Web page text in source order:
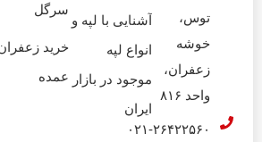
توس،
خوشه
زعفران،
واحد ۸۱۶
۰۲۱-۲۶۴۲۲۵۶۰
آشنایی با لپه و
انواع لپه
موجود در بازار
ایران
سرگل
خرید
عمده